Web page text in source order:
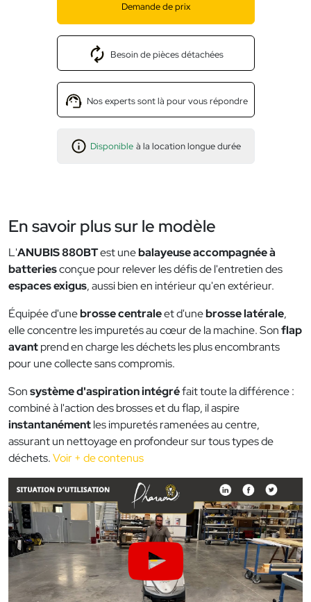
Demande de prix
Besoin de pièces détachées
Nos experts sont là pour vous répondre
Disponible à la location longue durée
En savoir plus sur le modèle
L'ANUBIS 880BTest unebalayeuse accompagnée à
batteriesconçue pour relever les défis de l'entretien des
espaces exigus, aussi bien en intérieur qu'en extérieur.
Équipée d'unebrosse centraleet d'unebrosse latérale,
elle concentre les impuretés au cœur de la machine. Sonflap
avantprend en charge les déchets les plus encombrants
pour une collecte sans compromis.
Sonsystème d'aspiration intégréfait toute la différence :
combiné à l'action des brosses et du flap, il aspire
instantanémentles impuretés ramenées au centre,
assurant un nettoyage en profondeur sur tous types de
déchets.Voir + de contenus